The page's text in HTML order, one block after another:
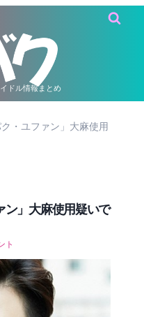
ドル情報まとめ
・ユファン」大麻使用
ン」大麻使用疑いで
ト